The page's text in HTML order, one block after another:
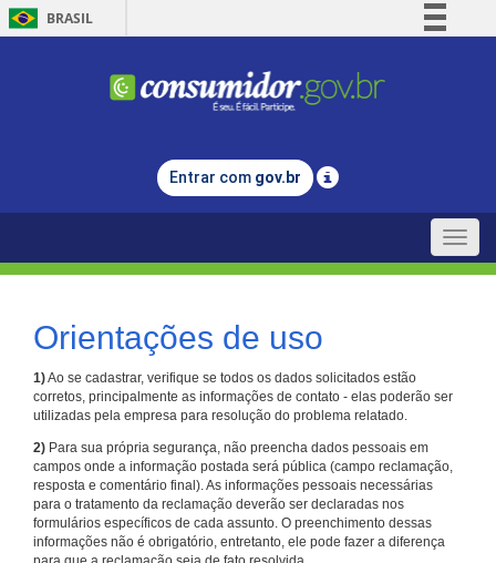
BRASIL
Comunica BR
Legislação
Entrar com gov.br
Toggle
Orientações de uso
1)Ao se cadastrar, verifique se todos os dados solicitados estão
corretos, principalmente as informações de contato - elas poderão ser
utilizadas pela empresa para resolução do problema relatado.
2) Para sua própria segurança, não preencha dados pessoais em
campos onde a informação postada será pública (campo reclamação,
resposta e comentário final). As informações pessoais necessárias
para o tratamento da reclamação deverão ser declaradas nos
formulários específicos de cada assunto. O preenchimento dessas
informações não é obrigatório, entretanto, ele pode fazer a diferença